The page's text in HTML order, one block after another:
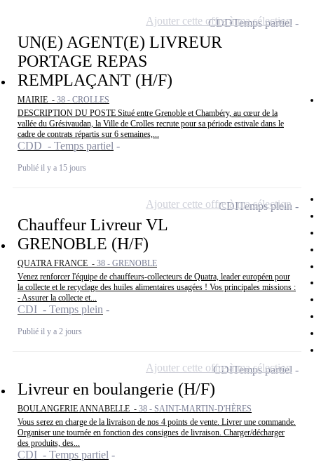
UN(E) AGENT(E) LIVREUR
PORTAGE REPAS
REMPLAÇANT (H/F)
MAIRIE - 38 - CROLLES
DESCRIPTION DU POSTE Situé entre Grenoble et Chambéry, au cœur de la
vallée du Grésivaudan, la Ville de Crolles recrute pour sa période estivale dans le
cadre de contrats répartis sur 6 semaines,...
CDD - Temps partiel
Publié il y a 15 jours
CDDTemps partiel
Ajouter cette offre à ma sélection
Chauffeur Livreur VL
GRENOBLE (H/F)
QUATRA FRANCE - 38 - GRENOBLE
Venez renforcer l'équipe de chauffeurs-collecteurs de Quatra, leader européen pour
la collecte et le recyclage des huiles alimentaires usagées ! Vos principales missions :
- Assurer la collecte et...
CDI - Temps plein
Publié il y a 2 jours
CDITemps plein
Ajouter cette offre à ma sélection
Livreur en boulangerie (H/F)
BOULANGERIE ANNABELLE - 38 - SAINT-MARTIN-D'HÈRES
Vous serez en charge de la livraison de nos 4 points de vente. Livrer une commande.
Organiser une tournée en fonction des consignes de livraison. Charger/décharger
des produits, des...
CDI - Temps partiel
CDITemps partiel
Ajouter cette offre à ma sélection